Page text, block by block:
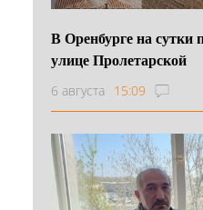
В Оренбурге на сутки
улице Пролетарской
6 августа 15:09